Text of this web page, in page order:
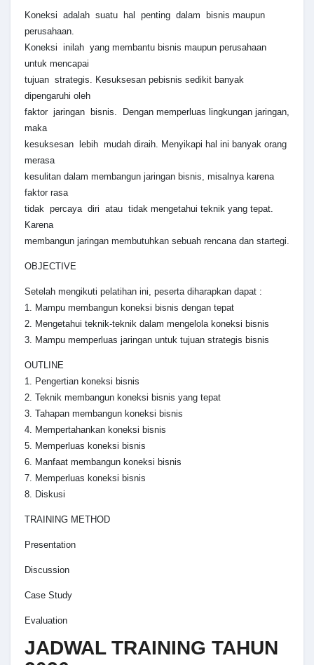
Koneksi adalah suatu hal penting dalam bisnis maupun
perusahaan.
Koneksi inilah yang membantu bisnis maupun perusahaan
untuk mencapai
tujuan strategis. Kesuksesan pebisnis sedikit banyak
dipengaruhi oleh
faktor jaringan bisnis. Dengan memperluas lingkungan jaringan,
maka
kesuksesan lebih mudah diraih. Menyikapi hal ini banyak orang
merasa
kesulitan dalam membangun jaringan bisnis, misalnya karena
faktor rasa
tidak percaya diri atau tidak mengetahui teknik yang tepat.
Karena
membangun jaringan membutuhkan sebuah rencana dan startegi.
OBJECTIVE
Setelah mengikuti pelatihan ini, peserta diharapkan dapat :
1. Mampu membangun koneksi bisnis dengan tepat
2. Mengetahui teknik-teknik dalam mengelola koneksi bisnis
3. Mampu memperluas jaringan untuk tujuan strategis bisnis
OUTLINE
1. Pengertian koneksi bisnis
2. Teknik membangun koneksi bisnis yang tepat
3. Tahapan membangun koneksi bisnis
4. Mempertahankan koneksi bisnis
5. Memperluas koneksi bisnis
6. Manfaat membangun koneksi bisnis
7. Memperluas koneksi bisnis
8. Diskusi
TRAINING METHOD
Presentation
Discussion
Case Study
Evaluation
JADWAL TRAINING TAHUN